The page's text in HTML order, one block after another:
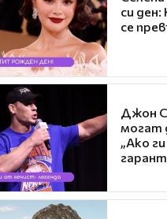
си
се
Джон
могат
„Ако